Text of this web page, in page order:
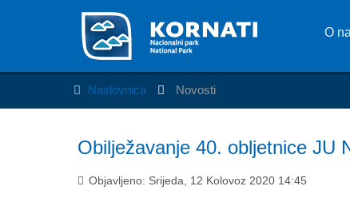
O
Naslovnica Novosti
Obilježavanje 40. obljetnice JU
Objavljeno: Srijeda, 12 Kolovoz 2020 14:45